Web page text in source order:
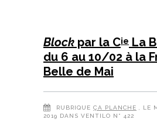
Block par la Cie La
du 6 au 10/02 à la
Belle de Mai
RUBRIQUE ÇA PLANCHE
, LE
2019 DANS VENTILO N° 422